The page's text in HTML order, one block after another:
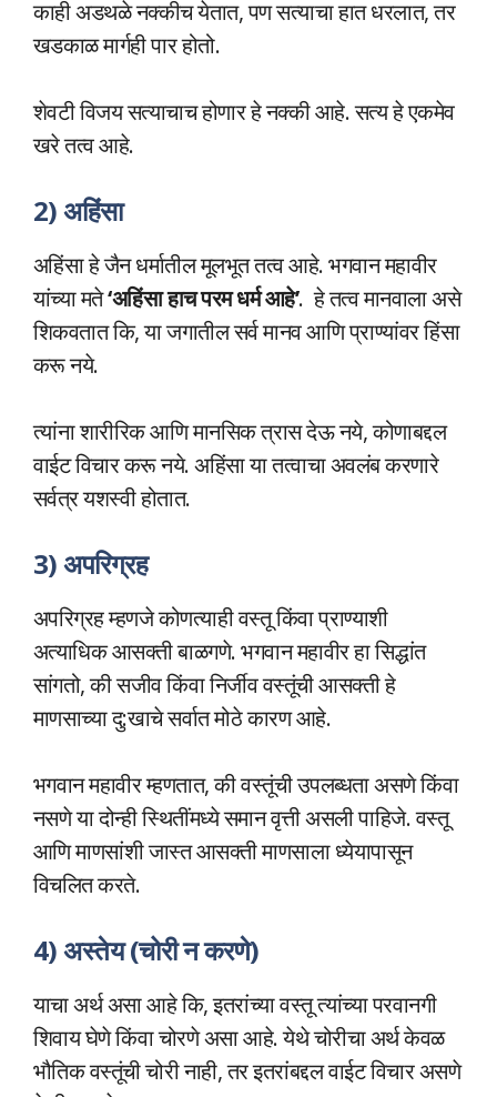
काही अडथळे नक्कीच येतात, पण सत्याचा हात धरलात, तर
खडकाळ मार्गही पार होतो.
शेवटी विजय सत्याचाच होणार हे नक्की आहे. सत्य हे एकमेव
खरे तत्व आहे.
2) अहिंसा
अहिंसा हे जैन धर्मातील मूलभूत तत्व आहे. भगवान महावीर
यांच्या मते‘अहिंसा हाच परम धर्म आहे’. हे तत्व मानवाला असे
शिकवतात कि, या जगातील सर्व मानव आणि प्राण्यांवर हिंसा
करू नये.
त्यांना शारीरिक आणि मानसिक त्रास देऊ नये, कोणाबद्दल
वाईट विचार करू नये. अहिंसा या तत्वाचा अवलंब करणारे
सर्वत्र यशस्वी होतात.
3) अपरिग्रह
अपरिग्रह म्हणजे कोणत्याही वस्तू किंवा प्राण्याशी
अत्याधिक आसक्ती बाळगणे. भगवान महावीर हा सिद्धांत
सांगतो, की सजीव किंवा निर्जीव वस्तूंची आसक्ती हे
माणसाच्या दु:खाचे सर्वात मोठे कारण आहे.
भगवान महावीर म्हणतात, की वस्तूंची उपलब्धता असणे किंवा
नसणे या दोन्ही स्थितींमध्ये समान वृत्ती असली पाहिजे. वस्तू
आणि माणसांशी जास्त आसक्ती माणसाला ध्येयापासून
विचलित करते.
4) अस्तेय (चोरी न करणे)
याचा अर्थ असा आहे कि, इतरांच्या वस्तू त्यांच्या परवानगी
शिवाय घेणे किंवा चोरणे असा आहे. येथे चोरीचा अर्थ केवळ
भौतिक वस्तूंची चोरी नाही, तर इतरांबद्दल वाईट विचार असणे